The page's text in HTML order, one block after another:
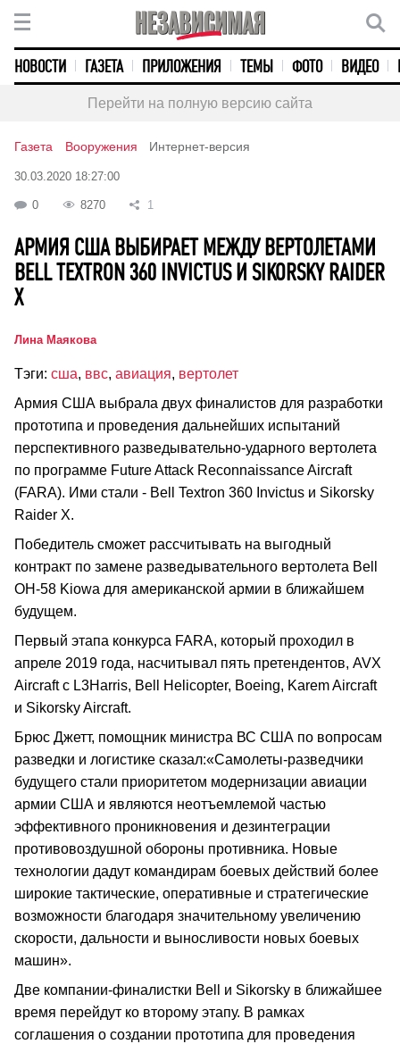
НОВОСТИ ГАЗЕТА ПРИЛОЖЕНИЯ ТЕМЫ ФОТО ВИДЕО
Перейти на полную версию сайта
Газета Вооружения Интернет-версия
30.03.2020 18:27:00
0 8270 1
АРМИЯ США ВЫБИРАЕТ МЕЖДУ ВЕРТОЛЕТАМИ
BELL TEXTRON 360 INVICTUS И SIKORSKY RAIDER
X
Лина Маякова
Тэги: сша, ввс, авиация, вертолет
Армия США выбрала двух финалистов для разработки
прототипа и проведения дальнейших испытаний
перспективного разведывательно-ударного вертолета
по программе Future Attack Reconnaissance Aircraft
(FARA). Ими стали - Bell Textron 360 Invictus и Sikorsky
Raider X.
Победитель сможет рассчитывать на выгодный
контракт по замене разведывательного вертолета Bell
OH-58 Kiowa для американской армии в ближайшем
будущем.
Первый этапа конкурса FARA, который проходил в
апреле 2019 года, насчитывал пять претендентов, AVX
Aircraft с L3Harris, Bell Helicopter, Boeing, Karem Aircraft
и Sikorsky Aircraft.
Брюс Джетт, помощник министра ВС США по вопросам
разведки и логистике сказал:«Самолеты-разведчики
будущего стали приоритетом модернизации авиации
армии США и являются неотъемлемой частью
эффективного проникновения и дезинтеграции
противовоздушной обороны противника. Новые
технологии дадут командирам боевых действий более
широкие тактические, оперативные и стратегические
возможности благодаря значительному увеличению
скорости, дальности и выносливости новых боевых
машин».
Две компании-финалистки Bell и Sikorsky в ближайшее
время перейдут ко второму этапу. В рамках
соглашения о создании прототипа для проведения